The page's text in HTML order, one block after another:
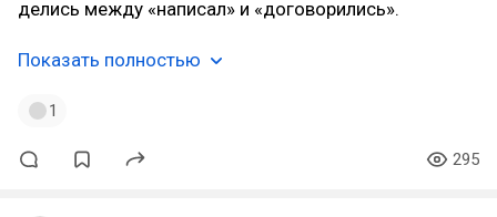
делись между «написал» и «договорились».
Показать полностью
1
295